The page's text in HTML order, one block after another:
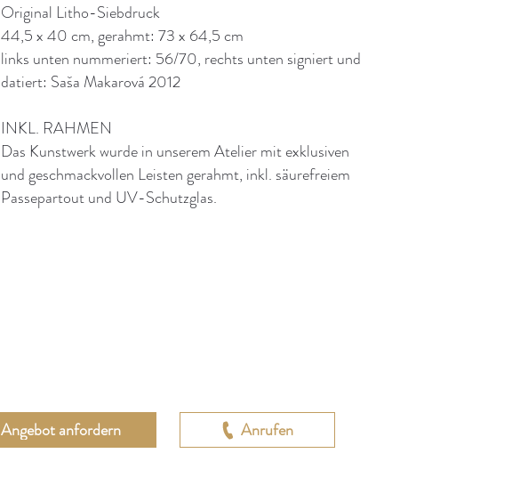
Original Litho-Siebdruck
44,5 x 40 cm, gerahmt: 73 x 64,5 cm
links unten nummeriert: 56/70, rechts unten signiert und
datiert: Saša Makarová 2012
INKL. RAHMEN
Das Kunstwerk wurde in unserem Atelier mit exklusiven
und geschmackvollen Leisten gerahmt, inkl. säurefreiem
Passepartout und UV-Schutzglas.
Angebot anfordern Anrufen